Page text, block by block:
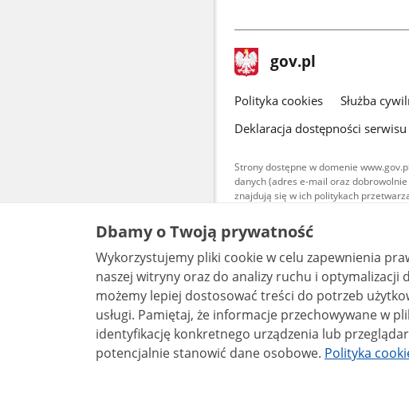
stopka
gov.pl Strona
gov.pl
gov.pl
Polityka cookies Służba
Deklaracja dostępności
Strony dostępne w domenie
danych (adres e-mail oraz
znajdują się w ich politykach
Treści tekstowe
udostępniane na licencji
warunkach 4.0 (CC BY-
są udostępniane na
bez utworów zależnych
Dbamy o Twoją prywatność
Wykorzystujemy pliki cookie w celu zapewnienia
naszej witryny oraz do analizy ruchu i optymalizacji
możemy lepiej dostosować treści do potrzeb
usługi. Pamiętaj, że informacje przechowywane w plikach cookie mogą pozwalać na
identyfikację konkretnego urządzenia lub
potencjalnie stanowić dane osobowe. Polityka